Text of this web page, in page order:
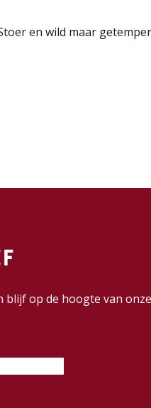
en wild maar
op de hoogte van